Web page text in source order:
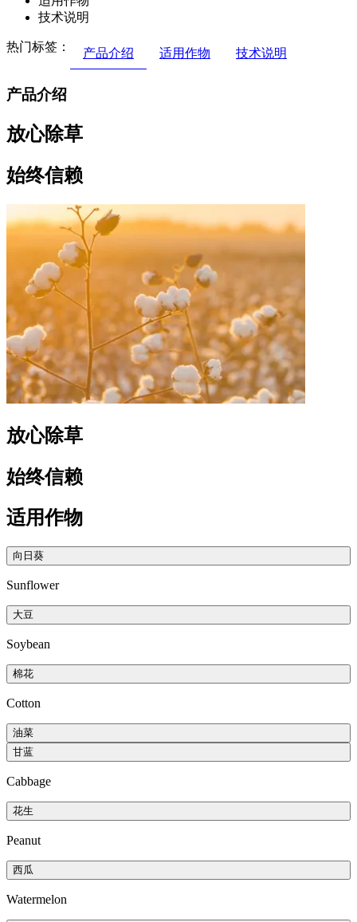
技术说明
热门标签： 产品介绍 适用作物 技术说明
产品介绍
放心除草
始终信赖
放心除草
始终信赖
适用作物
向日葵
Sunflower
大豆
Soybean
棉花
Cotton
油菜
甘蓝
Cabbage
花生
Peanut
西瓜
Watermelon